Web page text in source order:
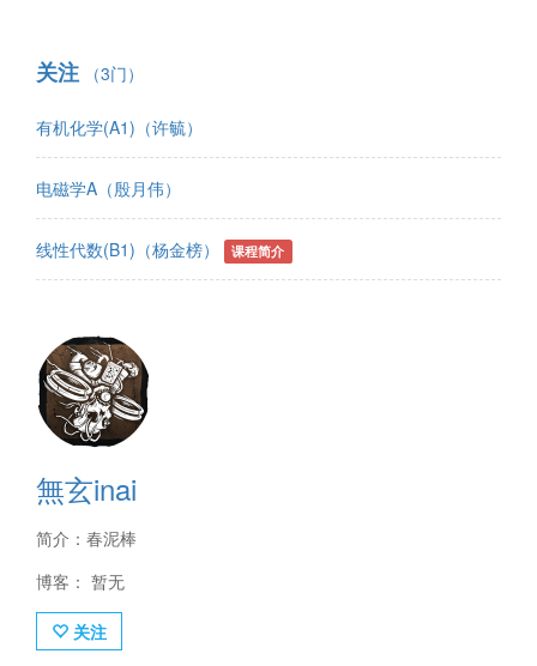
关注 （3门）
有机化学(A1)（许毓）
电磁学A（殷月伟）
线性代数(B1)（杨金榜） 课程简介
無玄inai
简介：春泥棒
博客： 暂无
关注